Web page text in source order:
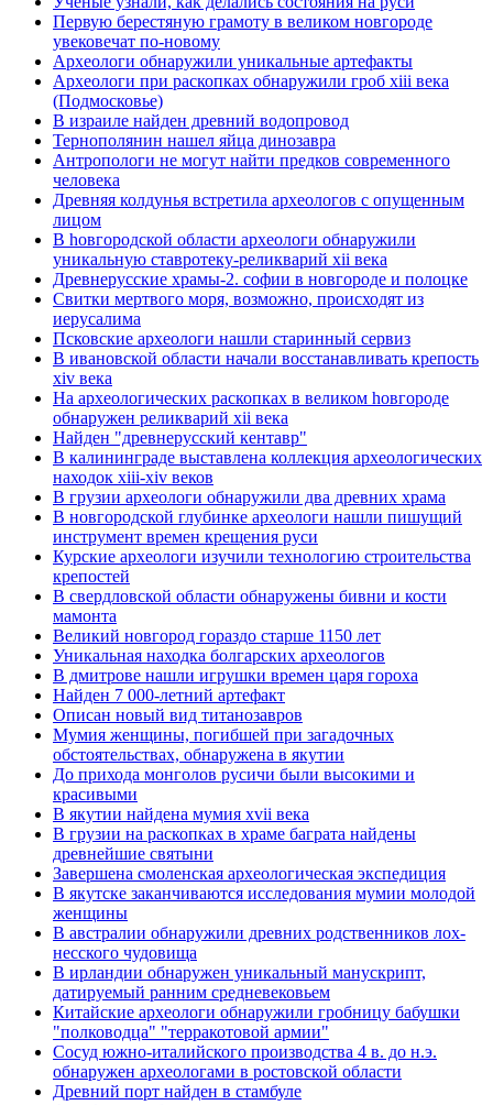
Первую берестяную грамоту в великом новгороде
увековечат по-новому
Археологи обнаружили уникальные артефакты
Археологи при раскопках обнаружили гроб xiii века
(Подмосковье)
В израиле найден древний водопровод
Тернополянин нашел яйца динозавра
Антропологи не могут найти предков современного
человека
Древняя колдунья встретила археологов с опущенным
лицом
В hовгородской области археологи обнаружили
уникальную ставротеку-реликварий xii века
Древнерусские храмы-2. софии в новгороде и полоцке
Свитки мертвого моря, возможно, происходят из
иерусалима
Псковские археологи нашли старинный сервиз
В ивановской области начали восстанавливать крепость
xiv века
Hа археологических раскопках в великом hовгороде
обнаружен реликварий xii века
Найден "древнерусский кентавр"
В калининграде выставлена коллекция археологических
находок xiii-xiv веков
В грузии археологи обнаружили два древних храма
В новгородской глубинке археологи нашли пишущий
инструмент времен крещения руси
Курские археологи изучили технологию строительства
крепостей
В свердловской области обнаружены бивни и кости
мамонта
Великий новгород гораздо старше 1150 лет
Уникальная находка болгарских археологов
В дмитрове нашли игрушки времен царя гороха
Найден 7 000-летний артефакт
Описан новый вид титанозавров
Мумия женщины, погибшей при загадочных
обстоятельствах, обнаружена в якутии
До прихода монголов русичи были высокими и
красивыми
В якутии найдена мумия xvii века
В грузии на раскопках в храме баграта найдены
древнейшие святыни
Завершена смоленская археологическая экспедиция
В якутске заканчиваются исследования мумии молодой
женщины
В австралии обнаружили древних родственников лох-
несского чудовища
В ирландии обнаружен уникальный манускрипт,
датируемый ранним средневековьем
Китайские археологи обнаружили гробницу бабушки
"полководца" "терракотовой армии"
Сосуд южно-италийского производства 4 в. до н.э.
обнаружен археологами в ростовской области
Древний порт найден в стамбуле